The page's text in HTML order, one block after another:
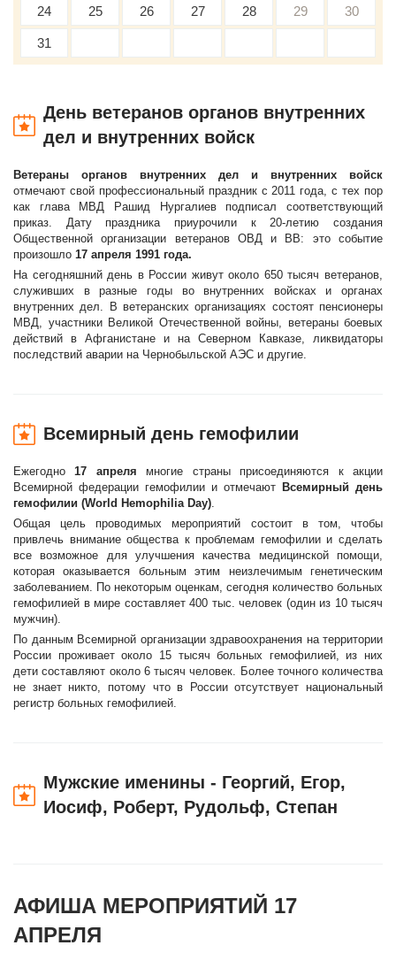
24 25 26 27 28 29 30
31
День ветеранов органов внутренних
дел и внутренних войск
Ветераны органов внутренних дел и внутренних войск
отмечают свой профессиональный праздник с 2011 года, с тех пор
как глава МВД Рашид Нургалиев подписал соответствующий
приказ. Дату праздника приурочили к 20-летию создания
Общественной организации ветеранов ОВД и ВВ: это событие
произошло 17 апреля 1991 года.
На сегодняшний день в России живут около 650 тысяч ветеранов,
служивших в разные годы во внутренних войсках и органах
внутренних дел. В ветеранских организациях состоят пенсионеры
МВД, участники Великой Отечественной войны, ветераны боевых
действий в Афганистане и на Северном Кавказе, ликвидаторы
последствий аварии на Чернобыльской АЭС и другие.
Всемирный день гемофилии
Ежегодно17 апреля многие страны присоединяются к акции
Всемирной федерации гемофилии и отмечают Всемирный день
гемофилии (World Hemophilia Day).
Общая цель проводимых мероприятий состоит в том, чтобы
привлечь внимание общества к проблемам гемофилии и сделать
все возможное для улучшения качества медицинской помощи,
которая оказывается больным этим неизлечимым генетическим
заболеванием. По некоторым оценкам, сегодня количество больных
гемофилией в мире составляет 400 тыс. человек (один из 10 тысяч
мужчин).
По данным Всемирной организации здравоохранения на территории
России проживает около 15 тысяч больных гемофилией, из них
дети составляют около 6 тысяч человек. Более точного количества
не знает никто, потому что в России отсутствует национальный
регистр больных гемофилией.
Мужские именины - Георгий, Егор,
Иосиф, Роберт, Рудольф, Степан
АФИША МЕРОПРИЯТИЙ 17
АПРЕЛЯ